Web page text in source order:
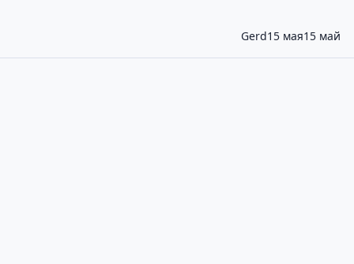
Gerd15 мая15 май